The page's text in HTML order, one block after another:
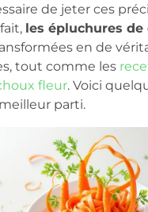
de jeter ces
les épluchures
en de
tout comme les
fleur. Voici
parti.